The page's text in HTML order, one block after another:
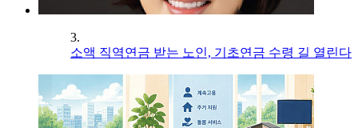
3.
소액 직역연금 받는 노인, 기초연금 수령 길 열린다